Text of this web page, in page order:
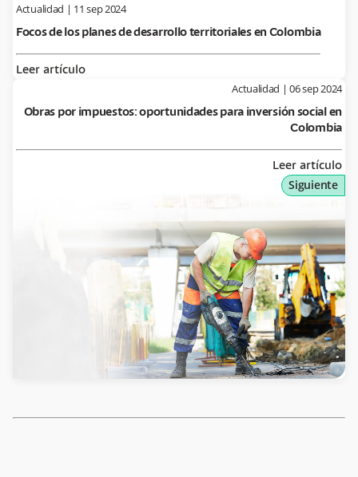
Actualidad | 11 sep 2024
Focos de los planes de desarrollo territoriales en Colombia
Leer artículo
Siguiente
Actualidad |06 sep 2024
Obras por impuestos: oportunidades para inversión social en
Colombia
Leer artículo